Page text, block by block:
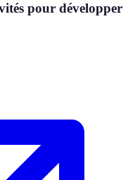
pour développer